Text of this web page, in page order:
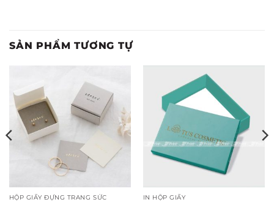
SẢN PHẨM TƯƠNG TỰ
HỘP GIẤY ĐỰNG TRANG SỨC IN HỘP GIẤY